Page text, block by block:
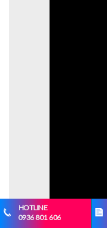
HOTLINE
0936 801 606